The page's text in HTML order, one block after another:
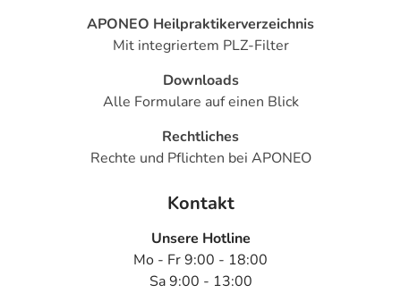
APONEO Heilpraktikerverzeichnis
Mit integriertem PLZ-Filter
Downloads
Alle Formulare auf einen Blick
Rechtliches
Rechte und Pflichten bei APONEO
Kontakt
Unsere Hotline
Mo - Fr 9:00 - 18:00
Sa 9:00 - 13:00